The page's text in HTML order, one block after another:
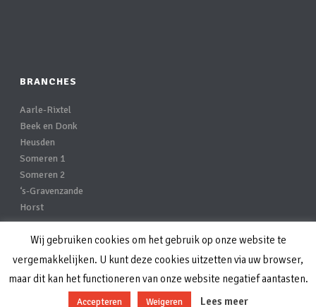
BRANCHES
Aarle-Rixtel
Beek en Donk
Heusden
Someren 1
Someren 2
‘s-Gravenzande
Horst
Disclaimer
Wij gebruiken cookies om het gebruik op onze website te
vergemakkelijken. U kunt deze cookies uitzetten via uw browser,
maar dit kan het functioneren van onze website negatief aantasten.
Accepteren Weigeren Lees meer